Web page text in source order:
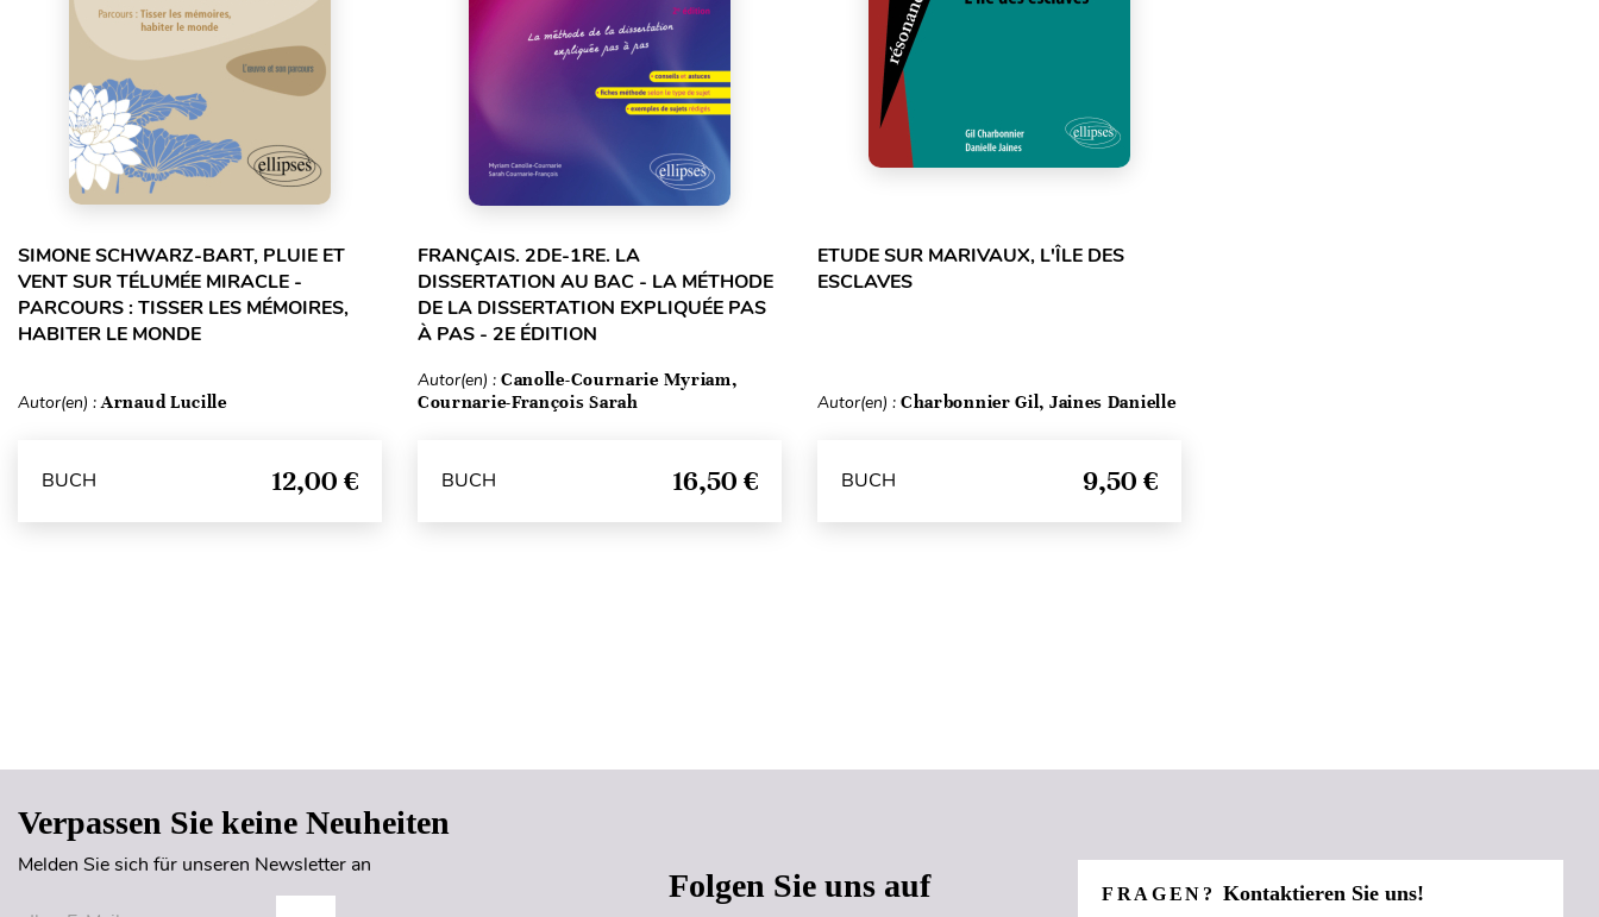
SIMONE SCHWARZ-BART, PLUIE ET
VENT SUR TÉLUMÉE MIRACLE -
PARCOURS : TISSER LES MÉMOIRES,
HABITER LE MONDE
Autor(en) :Arnaud Lucille
BUCH 12,00 €
FRANÇAIS. 2DE-1RE. LA
DISSERTATION AU BAC - LA MÉTHODE
DE LA DISSERTATION EXPLIQUÉE PAS
À PAS - 2E ÉDITION
Autor(en) : Canolle-Cournarie Myriam,
Cournarie-François Sarah
BUCH 16,50 €
ETUDE SUR MARIVAUX, L'ÎLE DES
ESCLAVES
Autor(en) : Charbonnier Gil, Jaines Danielle
BUCH 9,50 €
Verpassen Sie keine Neuheiten
Melden Sie sich für unseren Newsletter an
Folgen Sie uns auf FRAGEN?Kontaktieren Sie uns!